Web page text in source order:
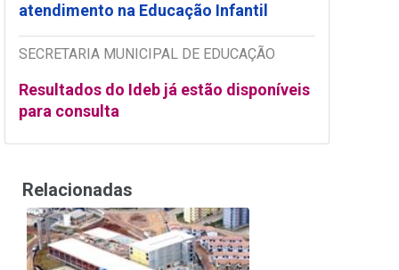
atendimento na Educação Infantil
SECRETARIA MUNICIPAL DE EDUCAÇÃO
Resultados do Ideb já estão disponíveis
para consulta
Relacionadas